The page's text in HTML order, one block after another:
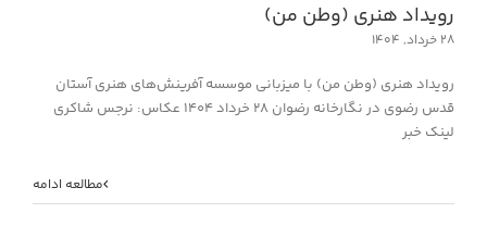
رویداد هنری (وطن من)
۲۸ خرداد, ۱۴۰۴
رویداد هنری (وطن من) با میزبانی موسسه آفرینش‌های هنری آستان
قدس رضوی در نگارخانه رضوان ۲۸ خرداد ۱۴۰۴ عکاس: نرجس شاکری
لینک خبر
مطالعه ادامه